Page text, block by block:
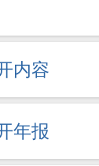
内容
年报